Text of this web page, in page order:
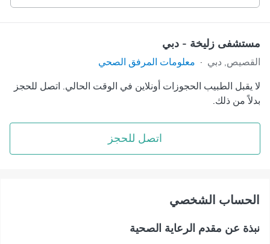
مستشفى زليخة - دبي
القصيص, دبي · معلومات المرفق الصحي
لا يقبل الطبيب الحجوزات أونلاين في الوقت الحالي. اتصل للحجز
بدلاً من ذلك.
اتصل للحجز
اﻟﺤﺴﺎﺏ اﻟﺸﺨﺼﻲ
نبذة عن مقدم الرعاية الصحية